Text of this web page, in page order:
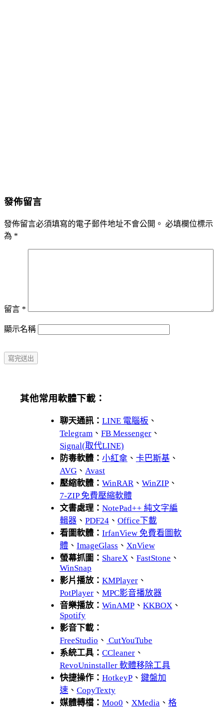
發佈留言
發佈留言必須填寫的電子郵件地址不會公開。 必填欄位標示
為 *
留言 *
顯示名稱
其他常用軟體下載：
聊天通訊： LINE 電腦板 、
Telegram 、 FB Messenger 、
Signal(取代LINE)
防毒軟體： 小紅傘 、 卡巴斯基 、
AVG 、 Avast
壓縮軟體： WinRAR、 WinZIP 、
7-ZIP 免費壓縮軟體
文書處理： NotePad++ 純文字編
輯器 、 PDF24 、 Office下載
看圖軟體： IrfanView 免費看圖軟
體 、 ImageGlass 、 XnView
螢幕抓圖： ShareX 、 FastStone 、
WinSnap
影片播放： KMPlayer 、
PotPlayer 、 MPC影音播放器
音樂播放： WinAMP 、 KKBOX 、
Spotify
影音下載：
FreeStudio 、 CutYouTube
系統工具： CCleaner 、
RevoUninstaller 軟體移除工具
快捷操作： HotkeyP 、 鍵盤加
速 、 CopyTexty
媒體轉檔： Moo0 、 XMedia 、 格